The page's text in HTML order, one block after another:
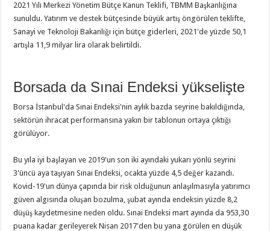
2021 Yılı Merkezi Yönetim Bütçe Kanun Teklifi, TBMM Başkanlığına
sunuldu. Yatırım ve destek bütçesinde büyük artış öngörülen teklifte,
Sanayi ve Teknoloji Bakanlığı için bütçe giderleri, 2021'de yüzde 50,1
artışla 11,9 milyar lira olarak belirtildi.
Borsada da Sınai Endeksi yükselişte
Borsa İstanbul'da Sınai Endeksi'nin aylık bazda seyrine bakıldığında,
sektörün ihracat performansına yakın bir tablonun ortaya çıktığı
görülüyor.
Bu yıla iyi başlayan ve 2019'un son iki ayındaki yukarı yönlü seyrini
3'üncü aya taşıyan Sınai Endeksi, ocakta yüzde 4,5 değer kazandı.
Kovid-19'un dünya çapında bir risk olduğunun anlaşılmasıyla yatırımcı
güven algısında oluşan bozulma, şubat ayında endeksin yüzde 8,2
düşüş kaydetmesine neden oldu. Sınai Endeksi mart ayında da 953,30
puana kadar gerileyerek Nisan 2017'den bu yana görülen en düşük